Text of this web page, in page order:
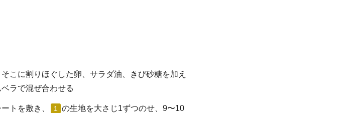
こに割りほぐした卵、サラダ油、きび砂糖を加え
ラで混ぜ合わせる
トを敷き、 1
の生地を大さじ1ずつのせ、9〜10